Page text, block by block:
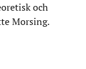
och
Morsing.